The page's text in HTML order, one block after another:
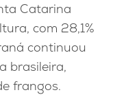
Catarina
com 28,1%
continuou
brasileira,
frangos.